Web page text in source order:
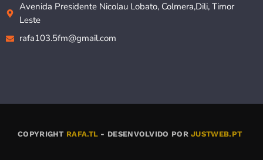
Avenida Presidente Nicolau Lobato, Colmera,Dili, Timor
Leste
rafa103.5fm@gmail.com
COPYRIGHT RAFA.TL - DESENVOLVIDO PORJUSTWEB.PT